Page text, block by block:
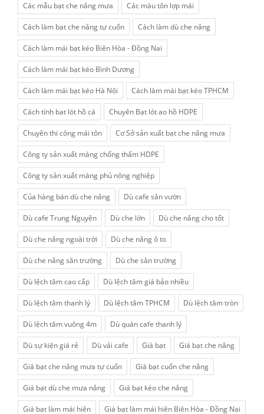
Các mẫu bạt che nắng mưa Các màu tôn lợp mái
Cách làm bạt che nắng tự cuốn Cách làm dù che nắng
Cách làm mái bạt kéo Biên Hòa - Đồng Nai
Cách làm mái bạt kéo Bình Dương
Cách làm mái bạt kéo Hà Nội Cách làm mái bạt kéo TPHCM
Cách tính bạt lót hồ cá Chuyên Bạt lót ao hồ HDPE
Chuyên thi công mái tôn Cơ Sở sản xuất bạt che nắng mưa
Công ty sản xuất màng chống thấm HDPE
Công ty sản xuất màng phủ nông nghiệp
Của hàng bán dù che nắng Dù cafe sân vườn
Dù cafe Trung Nguyên Dù che lớn Dù che nắng cho tốt
Dù che nắng ngoài trời Dù che nắng ô to
Dù che nắng sân trường Dù che sân trường
Dù lệch tâm cao cấp Dù lệch tâm giá bảo nhiều
Dù lệch tâm thanh lý Dù lệch tâm TPHCM Dù lệch tâm tròn
Dù lệch tâm vuông 4m Dù quán cafe thanh lý
Dù sự kiện giá rẻ Dù vải cafe Giá bạt Giá bạt che nắng
Giá bạt che nắng mưa tự cuốn Giá bạt cuốn che nắng
Giá bạt dù che mưa nắng Giá bạt kéo che nắng
Giá bạt làm mái hiên Giá bạt làm mái hiên Biên Hòa - Đồng Nai